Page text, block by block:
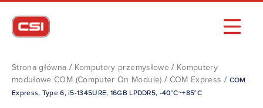
Strona główna / Komputery przemysłowe / Komputery
modułowe COM (Computer On Module) / COM Express / COM
Express, Type 6, i5-1345URE, 16GB LPDDR5, -40°C~+85°C